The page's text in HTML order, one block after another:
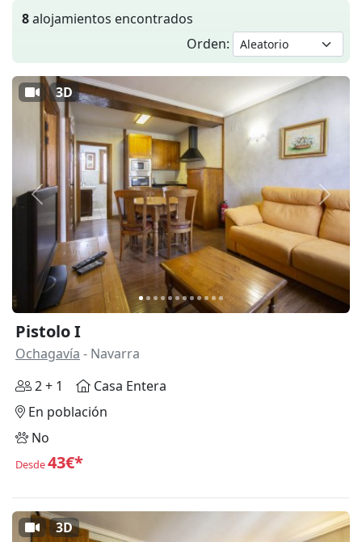
8alojamientos encontrados
Orden:
Anterior
3D
Pistolo I
Ochagavía - Navarra
2 + 1
Casa Entera
En población
No
Desde43€*
3D